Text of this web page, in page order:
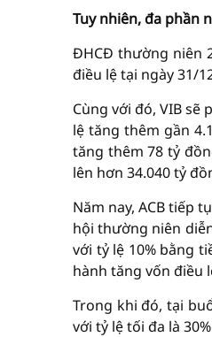
Tuy nhiên, đa phần
ĐHCĐ thường niên
điều lệ tại ngày 31/
Cùng với đó, VIB
lệ tăng thêm gần
tăng thêm 78 tỷ
lên hơn 34.040 tỷ
Năm nay, ACB tiếp
hội thường niên
với tỷ lệ 10% bằng
hành tăng vốn điều
Trong khi đó, tại
với tỷ lệ tối đa là